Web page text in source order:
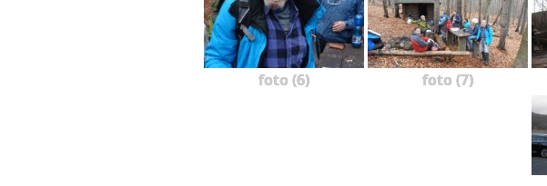
foto (6) foto (7)